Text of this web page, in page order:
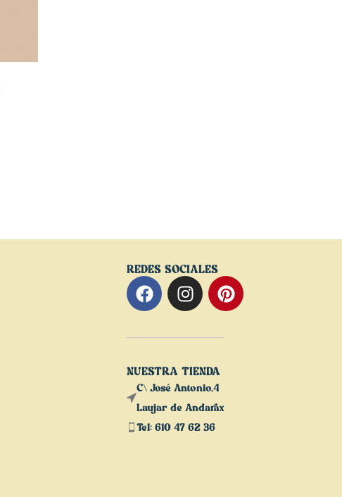
REDES SOCIALES
NUESTRA TIENDA
C\ José Antonio,4
Laujar de Andarax
Tel: 610 47 62 36